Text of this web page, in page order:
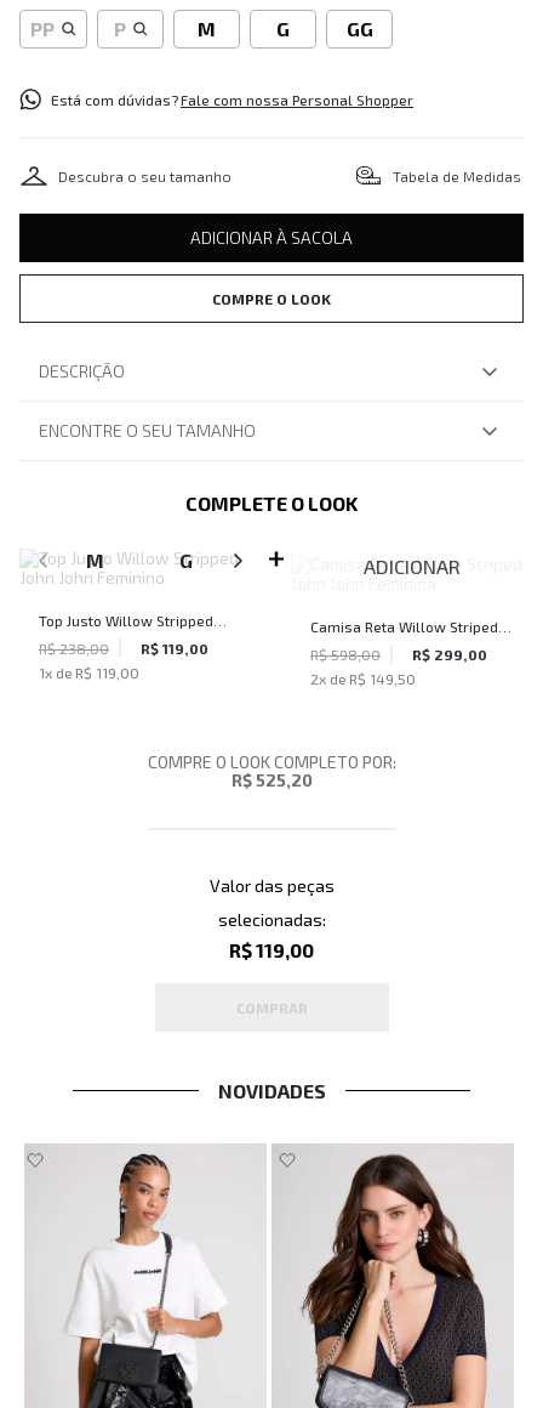
PP P M G GG
Está com dúvidas?Fale com nossa Personal Shopper
Descubra o seu tamanho Tabela de Medidas
ADICIONAR À SACOLA
COMPRE O LOOK
DESCRIÇÃO
ENCONTRE O SEU TAMANHO
COMPLETE O LOOK
M G GG
Top Justo Willow Stripped
John John Feminino
R$ 238,00
R$ 119,00
1x de R$ 119,00
ADICIONAR
Camisa Reta Willow Striped
John John Feminina
R$ 598,00
R$ 299,00
2x de R$ 149,50
COMPRE O LOOK COMPLETO POR:
R$ 525,20
Valor das peças
selecionadas:
R$ 119,00
COMPRAR
NOVIDADES